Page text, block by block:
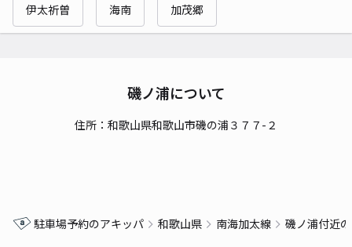
伊太祈曽 海南 加茂郷
磯ノ浦について
住所：和歌山県和歌山市磯の浦３７７-２
駐車場予約のアキッパ 和歌山県 南海加太線 磯ノ浦付近